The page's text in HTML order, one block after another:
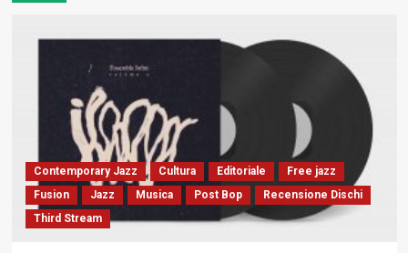
Contemporary Jazz Cultura Editoriale
Free jazz
Fusion
Jazz Musica Post Bop
Recensione Dischi
Third Stream